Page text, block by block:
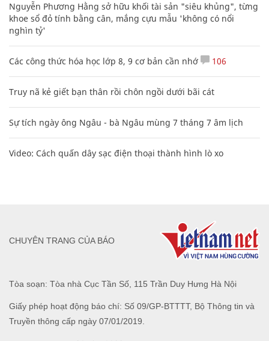
Nguyễn Phương Hằng sở hữu khối tài sản "siêu khủng", từng
khoe sổ đỏ tính bằng cân, mắng cựu mẫu 'không có nổi
nghìn tỷ'
Các công thức hóa học lớp 8, 9 cơ bản cần nhớ 106
Truy nã kẻ giết bạn thân rồi chôn ngồi dưới bãi cát
Sự tích ngày ông Ngâu - bà Ngâu mùng 7 tháng 7 âm lịch
Video: Cách quấn dây sạc điện thoại thành hình lò xo
Tòa soạn: Tòa nhà Cục Tần Số, 115 Trần Duy Hưng Hà Nội
Giấy phép hoạt động báo chí: Số 09/GP-BTTTT, Bộ Thông tin và
Truyền thông cấp ngày 07/01/2019.
CHUYÊN TRANG CỦA BÁO